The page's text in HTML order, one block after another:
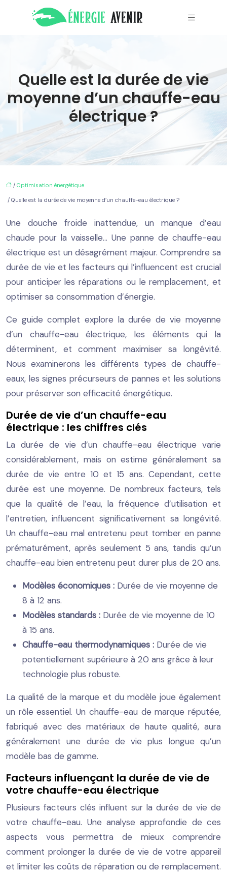
Quelle est la durée de vie
moyenne d’un chauffe-eau
électrique ?
/ Optimisation énergétique
/ Quelle est la durée de vie moyenne d’un chauffe-eau électrique ?
Une douche froide inattendue, un manque d’eau
chaude pour la vaisselle… Une panne de chauffe-eau
électrique est un désagrément majeur. Comprendre sa
durée de vie et les facteurs qui l’influencent est crucial
pour anticiper les réparations ou le remplacement, et
optimiser sa consommation d’énergie.
Ce guide complet explore la durée de vie moyenne
d’un chauffe-eau électrique, les éléments qui la
déterminent, et comment maximiser sa longévité.
Nous examinerons les différents types de chauffe-
eaux, les signes précurseurs de pannes et les solutions
pour préserver son efficacité énergétique.
Durée de vie d’un chauffe-eau
électrique : les chiffres clés
La durée de vie d’un chauffe-eau électrique varie
considérablement, mais on estime généralement sa
durée de vie entre 10 et 15 ans. Cependant, cette
durée est une moyenne. De nombreux facteurs, tels
que la qualité de l’eau, la fréquence d’utilisation et
l’entretien, influencent significativement sa longévité.
Un chauffe-eau mal entretenu peut tomber en panne
prématurément, après seulement 5 ans, tandis qu’un
chauffe-eau bien entretenu peut durer plus de 20 ans.
Modèles économiques : Durée de vie moyenne de
8 à 12 ans.
Modèles standards : Durée de vie moyenne de 10
à 15 ans.
Chauffe-eau thermodynamiques : Durée de vie
potentiellement supérieure à 20 ans grâce à leur
technologie plus robuste.
La qualité de la marque et du modèle joue également
un rôle essentiel. Un chauffe-eau de marque réputée,
fabriqué avec des matériaux de haute qualité, aura
généralement une durée de vie plus longue qu’un
modèle bas de gamme.
Facteurs influençant la durée de vie de
votre chauffe-eau électrique
Plusieurs facteurs clés influent sur la durée de vie de
votre chauffe-eau. Une analyse approfondie de ces
aspects vous permettra de mieux comprendre
comment prolonger la durée de vie de votre appareil
et limiter les coûts de réparation ou de remplacement.